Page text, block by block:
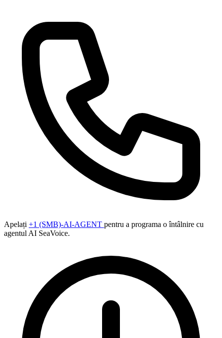
Apelați +1 (SMB)-AI-AGENT pentru a programa o întâlnire cu
agentul AI SeaVoice.